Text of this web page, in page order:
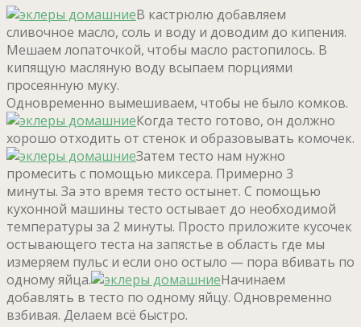
В кастрюлю добавляем
сливочное масло, соль и воду и доводим до кипения.
Мешаем лопаточкой, чтобы масло растопилось. В
кипящую масляную воду всыпаем порциями
просеянную муку.
Одновременно вымешиваем, чтобы не было комков.
Когда тесто готово, он должно
хорошо отходить от стенок и образовывать комочек.
Затем тесто нам нужно
промесить с помощью миксера. Примерно 3
минуты. За это время тесто остынет. С помощью
кухонной машины тесто остывает до необходимой
температуры за 2 минуты. Просто приложите кусочек
остывающего теста на запястье в область где мы
измеряем пульс и если оно остыло — пора вбивать по
одному яйца.
Начинаем
добавлять в тесто по одному яйцу. Одновременно
взбивая. Делаем всё быстро.